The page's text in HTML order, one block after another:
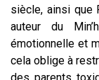
siècle, ainsi que
auteur du
émotionnelle et
cela oblige à